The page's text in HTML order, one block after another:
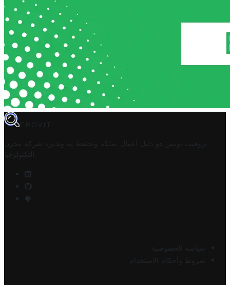
TROVIT
تروفيت تونس هو دليل أعمال تملكه وتحتفظ به وتديره
شركة مخزن
التكنولوجيا
سياسة الخصوصية
شروط وأحكام الاستخدام